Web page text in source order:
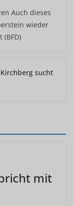
Auch dieses
wieder
sucht
mit